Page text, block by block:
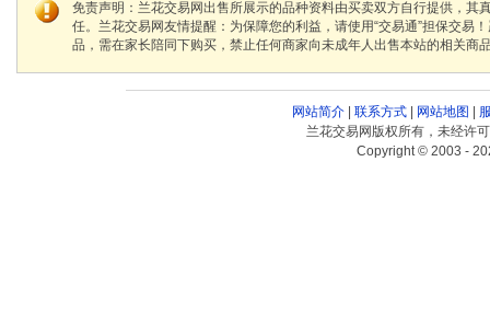
免责声明：兰花交易网出售所展示的品种资料由买卖双方自行提供，
任。兰花交易网友情提醒：为保障您的利益，请使用“交易通”担保交
品，需在家长陪同下购买，禁止任何商家向未成年人出售本站的相关商
网站简介| 联系方式| 网站地图
兰花交易网版权所有，未经许
Copyright © 2003 -